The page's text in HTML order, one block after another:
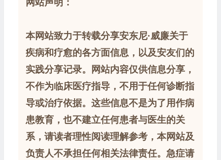
本网站致力于转载分享安东尼·威廉关于
疾病和疗愈的各方面信息，以及安友们的
实践分享记录。网站内容仅供信息分享，
不作为临床医疗指导，不用于任何诊断指
导或治疗依据。这些信息不是为了用作病
患教育，也不建立任何患者与医生的关
系，请读者理性阅读理解参考，本网站及
负责人不承担任何相关法律责任。急症请